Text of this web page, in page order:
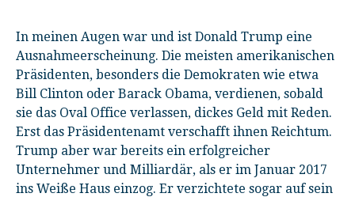
In meinen Augen war und ist Donald Trump eine
Ausnahmeerscheinung. Die meisten amerikanischen
Präsidenten, besonders die Demokraten wie etwa
Bill Clinton oder Barack Obama, verdienen, sobald
sie das Oval Office verlassen, dickes Geld mit Reden.
Erst das Präsidentenamt verschafft ihnen Reichtum.
Trump aber war bereits ein erfolgreicher
Unternehmer und Milliardär, als er im Januar 2017
ins Weiße Haus einzog. Er verzichtete sogar auf sein